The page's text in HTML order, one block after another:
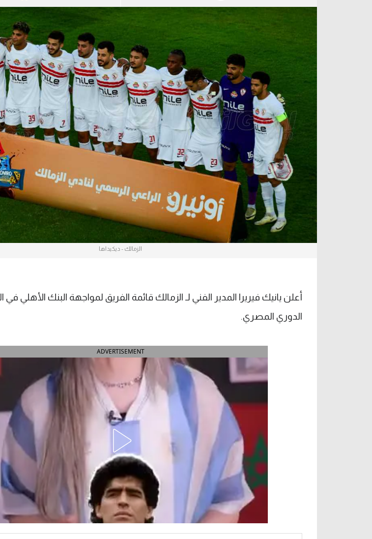
الدوري السعودي للمحترفين
دوري أبطال إفريقيا
كل البطولات
القسم الثاني
رياضات أخرى
الزمالك - ديكيداها
الدوري المصري.
ADVERTISEMENT